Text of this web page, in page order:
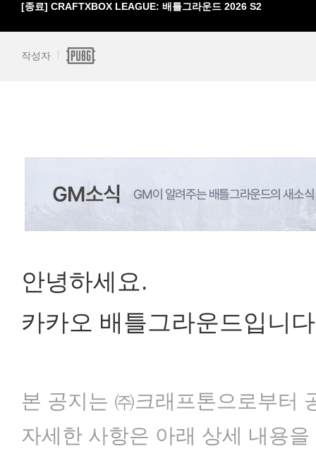
[종료] CRAFTXBOX LEAGUE: 배틀그라운드 2026 S2
작성자
안녕하세요.
카카오 배틀그라운드입니
본 공지는 ㈜크래프톤으로부터
자세한 사항은 아래 상세 내용